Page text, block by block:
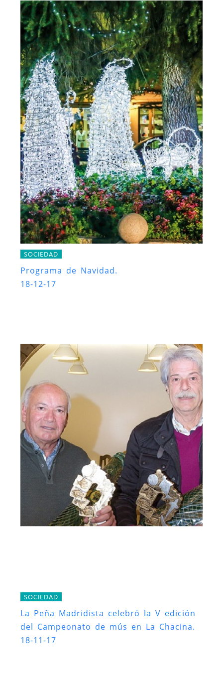
SOCIEDAD
Programa de Navidad.
18-12-17
SOCIEDAD
La Peña Madridista celebró la V edición
del Campeonato de mús en La Chacina.
18-11-17